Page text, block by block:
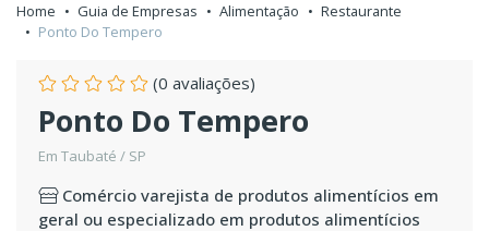
Home Guia de Empresas Alimentação
Restaurante
Ponto Do Tempero
(0 avaliações)
Ponto Do Tempero
Em Taubaté / SP
Comércio varejista de produtos alimentícios em
geral ou especializado em produtos alimentícios